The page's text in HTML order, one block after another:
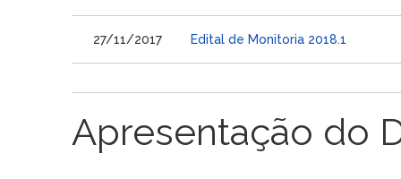
27/11/2017 Edital de Monitoria 2018.1
Apresentação do